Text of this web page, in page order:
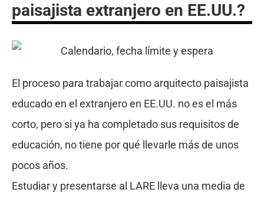
paisajista extranjero en EE.UU.?
El proceso para trabajar como arquitecto paisajista
educado en el extranjero en EE.UU. no es el más
corto, pero si ya ha completado sus requisitos de
educación, no tiene por qué llevarle más de unos
pocos años.
Estudiar y presentarse al LARE lleva una media de